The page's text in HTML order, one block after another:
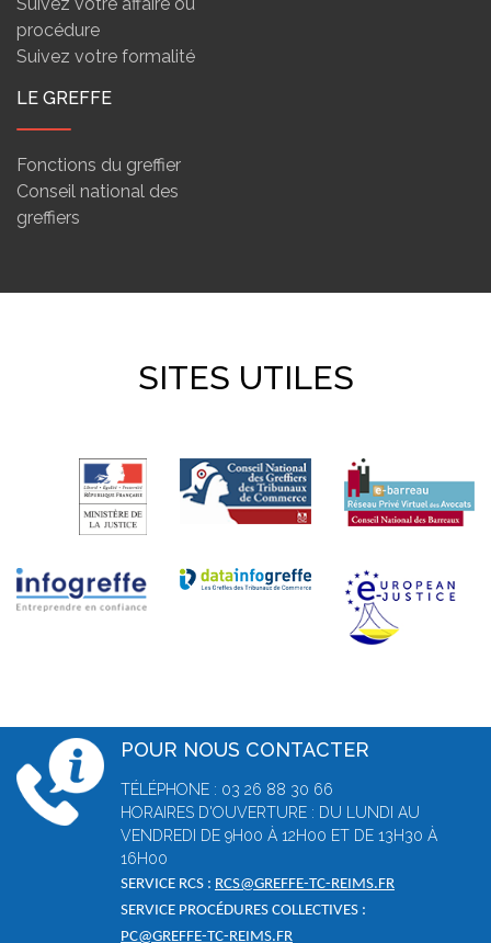
procédure
Suivez votre formalité
LE GREFFE
Fonctions du greffier
Conseil national des
greffiers
SITES UTILES
POUR NOUS CONTACTER
TÉLÉPHONE : 03 26 88 30 66
HORAIRES D'OUVERTURE : DU LUNDI AU
VENDREDI DE 9H00 À 12H00 ET DE 13H30 À
16H00
SERVICE RCS : RCS@GREFFE-TC-REIMS.FR
SERVICE PROCÉDURES COLLECTIVES :
PC@GREFFE-TC-REIMS.FR